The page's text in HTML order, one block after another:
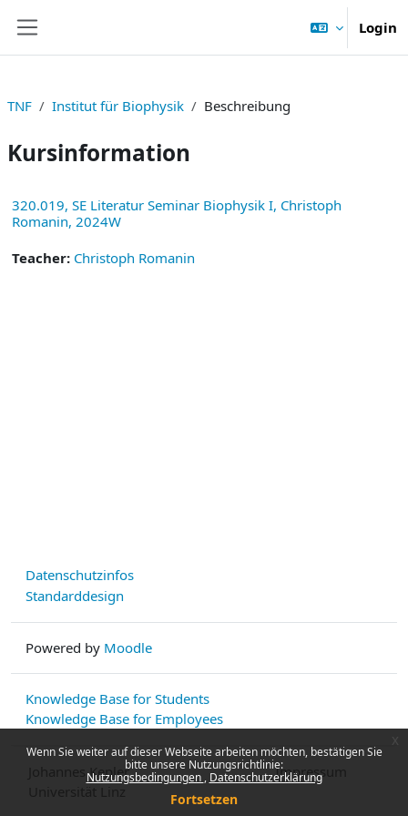
Wenn Sie weiter auf dieser Webseite arbeiten möchten, bestätigen Sie
bitte unsere Nutzungsrichtlinie:
Nutzungsbedingungen Datenschutzerklärung
Fortsetzen
Login
TNF Institut für Biophysik Beschreibung
Kursinformation
320.019, SE Literatur Seminar Biophysik I, Christoph
Romanin, 2024W
Teacher: Christoph Romanin
Datenschutzinfos
Standarddesign
Powered by Moodle
Knowledge Base for Students
Knowledge Base for Employees
Johannes Kepler
Impressum